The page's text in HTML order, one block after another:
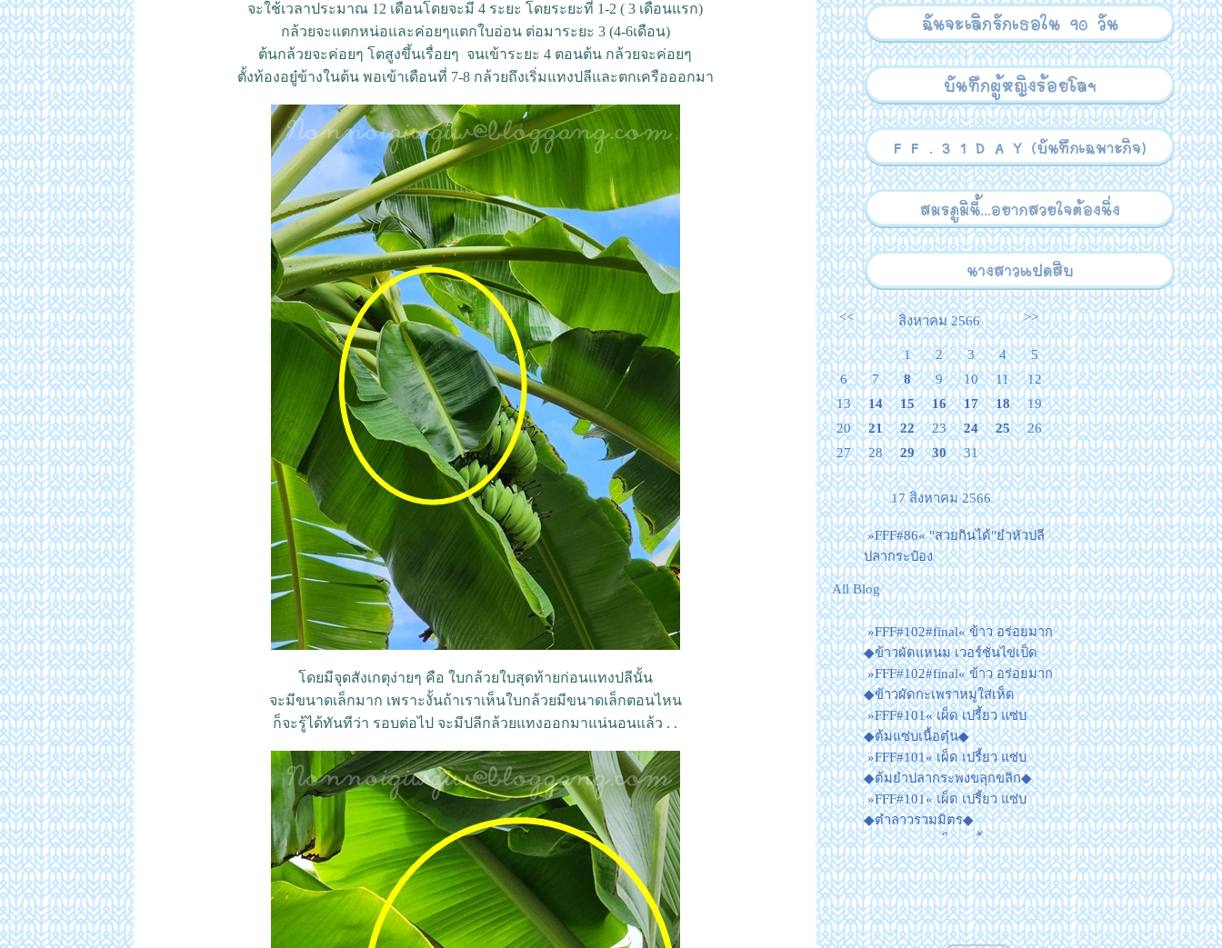
จะใช้เวลาประมาณ 12 เดือนโดยจะมี 4 ระยะ โดยระยะที่ 1-2 ( 3 เดือนแรก)
กล้วยจะแตกหน่อและค่อยๆแตกใบอ่อน ต่อมาระยะ 3 (4-6เดือน)
ต้นกล้วยจะค่อยๆ โตสูงขึ้นเรื่อยๆ จนเข้าระยะ 4 ตอนต้น กล้วยจะค่อยๆ
ตั้งท้องอยู๋ข้างในต้น พอเข้าเดือนที่ 7-8 กล้วยถึงเริ่มแทงปลีและตกเครือออกมา
ดยมีจุดสังเกตุง่ายๆ คือ ใบกล้วยใบสุดท้ายก่อนแทงปลีนั้น
จะมีขนาดเล็กมาก เพราะงั้นถ้าเราเห็นใบกล้วยมีขนาดเล็กตอนไหน
ก็จะรู้ได้ทันทีว่า รอบต่อไป จะมีปลีกล้วยแทงออกมาแน่นอนแล้ว . .
<< สิงหาคม 2566 >>
1 2 3 4
5
6
7 8 9 10 11
12
13
14 15 16 17 18
19
20
21 22 23 24 25
26
27
28 29 30 31
17 สิงหาคม 2566
»FFF#86« "สวยกินได้"ยำหัวปลี
ปลากระป๋อง
All Blog
»FFF#102#final« ข้าว อร่อยมาก
◆ข้าวผัดแหนม เวอร์ชั่นไข่เป็ด
»FFF#102#final« ข้าว อร่อยมาก
◆ข้าวผัดกะเพราหมูใส่เห็ด
»FFF#101« เผ็ด เปรี้ยว แซ่บ
◆ต้มแซ่บเนื้อตุ๋น◆
»FFF#101« เผ็ด เปรี้ยว แซ่บ
◆ต้มยำปลากระพงขลุกขลิก◆
»FFF#101« เผ็ด เปรี้ยว แซ่บ
◆ตำลาวรวมมิตร◆
»FFF#101« เผ็ด เปรี้ยว แซ่บ
◆ไก่นึ่งตะไคร้◆
»FFF#100« Quick Meal ◆ข้าว
ผัดกุนเชียง◆
»FFF#100« Quick Meal ◆ไข่